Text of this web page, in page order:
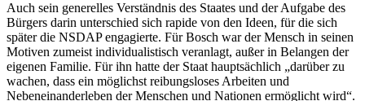
Auch sein generelles Verständnis des Staates und der Aufgabe des
Bürgers darin unterschied sich rapide von den Ideen, für die sich
später die NSDAP engagierte. Für Bosch war der Mensch in seinen
Motiven zumeist individualistisch veranlagt, außer in Belangen der
eigenen Familie. Für ihn hatte der Staat hauptsächlich „darüber zu
wachen, dass ein möglichst reibungsloses Arbeiten und
Nebeneinanderleben der Menschen und Nationen ermöglicht wird“.